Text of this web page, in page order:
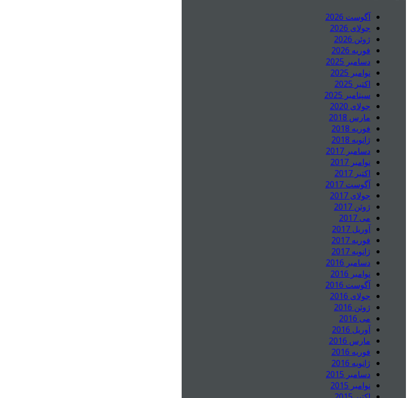
آگوست 2026
جولای 2026
ژوئن 2026
فوریه 2026
دسامبر 2025
نوامبر 2025
اکتبر 2025
سپتامبر 2025
جولای 2020
مارس 2018
فوریه 2018
ژانویه 2018
دسامبر 2017
نوامبر 2017
اکتبر 2017
آگوست 2017
جولای 2017
ژوئن 2017
می 2017
آوریل 2017
فوریه 2017
ژانویه 2017
دسامبر 2016
نوامبر 2016
آگوست 2016
جولای 2016
ژوئن 2016
می 2016
آوریل 2016
مارس 2016
فوریه 2016
ژانویه 2016
دسامبر 2015
نوامبر 2015